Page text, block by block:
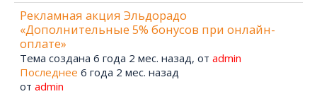
Рекламная акция Эльдорадо
«Дополнительные 5% бонусов при онлайн-
оплате»
Тема создана 6 года 2 мес. назад, от admin
Последнее 6 года 2 мес. назад
от admin